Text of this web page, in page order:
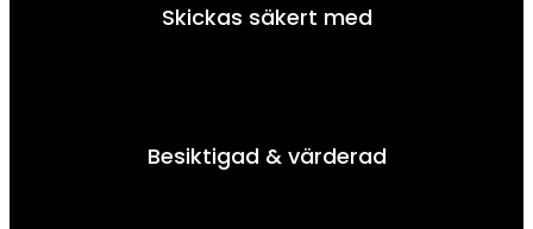
Skickas säkert med
Besiktigad & värderad